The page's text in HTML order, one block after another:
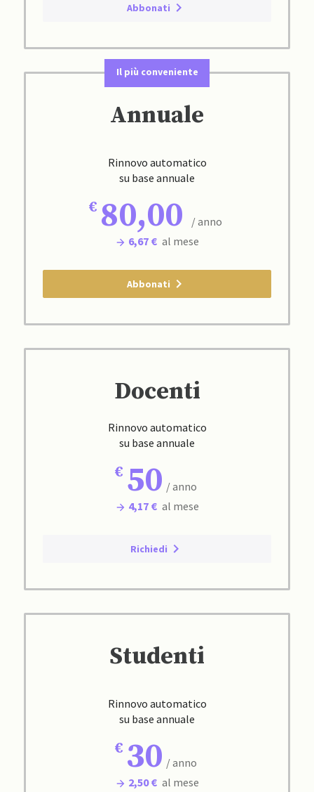
Abbonati
Il più conveniente
Annuale
Rinnovo automatico
su base annuale
80,00
/ anno
6,67 € al mese
Abbonati
Docenti
Rinnovo automatico
su base annuale
50 / anno
4,17 € al mese
Richiedi
Studenti
Rinnovo automatico
su base annuale
30 / anno
2,50 € al mese